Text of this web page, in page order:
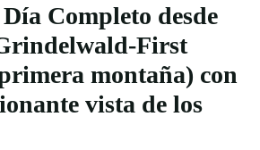
Completo desde
First
montaña) con
vista de los